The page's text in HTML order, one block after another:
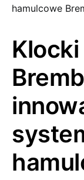
hamulcowe